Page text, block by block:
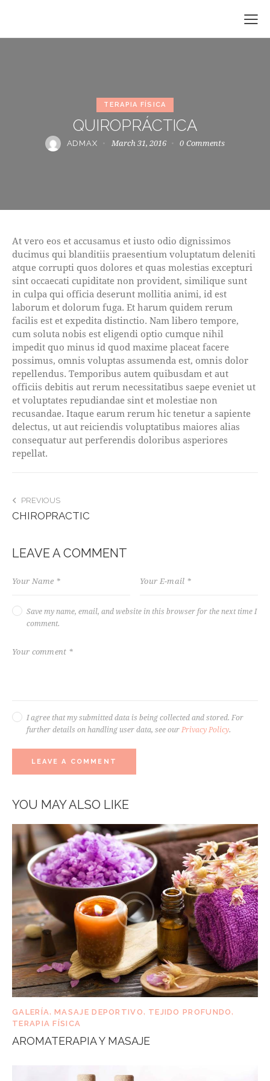
TERAPIA FÍSICA
QUIROPRÁCTICA
ADMAX March 31, 2016 0 Comments
At vero eos et accusamus et iusto odio dignissimos
ducimus qui blanditiis praesentium voluptatum deleniti
atque corrupti quos dolores et quas molestias excepturi
sint occaecati cupiditate non provident, similique sunt
in culpa qui officia deserunt mollitia animi, id est
laborum et dolorum fuga. Et harum quidem rerum
facilis est et expedita distinctio. Nam libero tempore,
cum soluta nobis est eligendi optio cumque nihil
impedit quo minus id quod maxime placeat facere
possimus, omnis voluptas assumenda est, omnis dolor
repellendus. Temporibus autem quibusdam et aut
officiis debitis aut rerum necessitatibus saepe eveniet ut
et voluptates repudiandae sint et molestiae non
recusandae. Itaque earum rerum hic tenetur a sapiente
delectus, ut aut reiciendis voluptatibus maiores alias
consequatur aut perferendis doloribus asperiores
repellat.
POST
NAVIGATION
PREVIOUS
CHIROPRACTIC
LEAVE A COMMENT
Save my name, email, and website in this browser for the next time I
comment.
I agree that my submitted data is being collected and stored. For
further details on handling user data, see our Privacy Policy.
YOU MAY ALSO LIKE
GALERÍA,MASAJE DEPORTIVO, TEJIDO PROFUNDO,
TERAPIA FÍSICA
AROMATERAPIA Y MASAJE